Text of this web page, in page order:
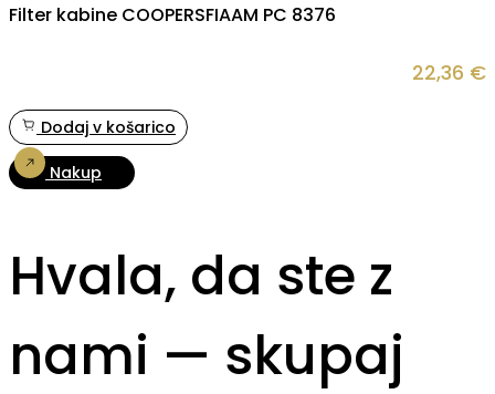
Filter kabine COOPERSFIAAM PC 8376
22,36 €
Dodaj v košarico
Nakup
Hvala, da ste z
nami — skupaj